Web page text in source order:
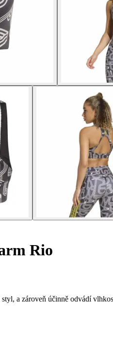
Rio
a zároveň účinně odvádí